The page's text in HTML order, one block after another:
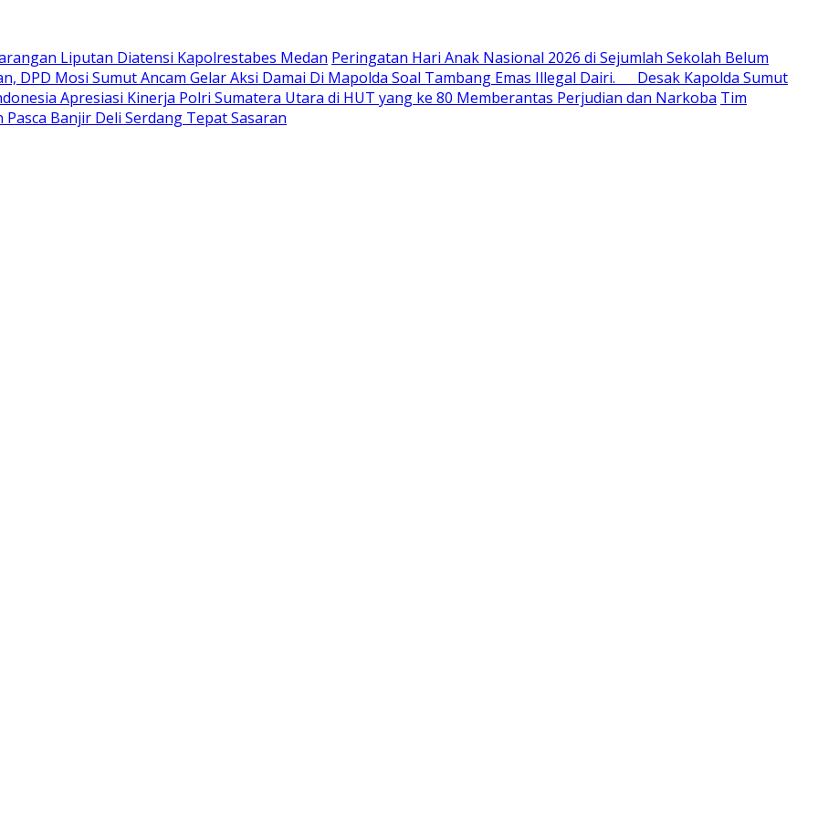
Liputan Diatensi Kapolrestabes Medan Peringatan Hari Anak Nasional 2026 di Sejumlah Sekolah Belum
DPD Mosi Sumut Ancam Gelar Aksi Damai Di Mapolda Soal Tambang Emas Illegal Dairi. Desak Kapolda Sumut
Apresiasi Kinerja Polri Sumatera Utara di HUT yang ke 80 Memberantas Perjudian dan Narkoba Tim
Banjir Deli Serdang Tepat Sasaran